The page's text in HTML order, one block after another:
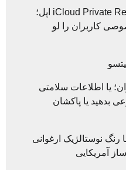
افشای نشت آدرس IP در iCloud Private Relay اپل؛
کاربران را لو
یا اطلاعات سلامتی
بدهید یا پاکشان
از دوج چارجر ۲۰۲۷ با رنگ نوستالژیک ارغوانی